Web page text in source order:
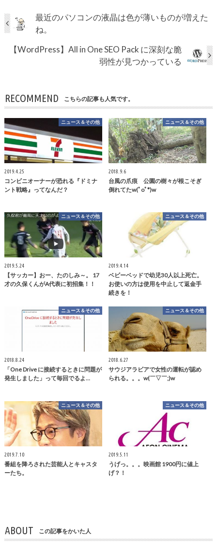
最近のパソコンの液晶は色が薄いものが増えた
ね。
【WordPress】All in One SEO Pack に深刻な脆
弱性が見つかっている
RECOMMEND こちらの記事も人気です。
ニュース＆その他
2019.4.25
コンビニオーナーが恐れる『ドミナ
ント戦略』ってなんだ？
ニュース＆その他
2018.9.6
台風の爪痕 公園の樹々が根こそぎ
倒れてたw(ﾟoﾟ*)w
ニュース＆その他
2019.5.24
【サッカー】おー、たのしみ～。 17
才の久保くんがA代表に初招集！！
ニュース＆その他
2019.4.14
ベビーベッドで幼児30人以上死亡。
お使いの方は使用を中止して返金手
続きを！
ニュース＆その他
2018.8.24
「One Drive に接続するときに問題が
発生しました」って毎回でるよ…
ニュース＆その他
2018.6.27
サウジアラビアで女性の運転が認め
られる。。。w(￣▽￣;)w
ニュース＆その他
2019.7.10
番組を降ろされた芸能人とキャスタ
ーたち。
ニュース＆その他
2019.5.11
うげっ。。。映画館 1900円に値上
げ？！
ABOUT この記事をかいた人